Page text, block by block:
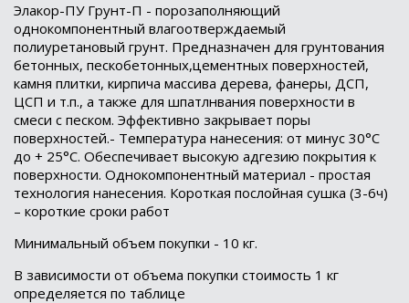
Элакор-ПУ Грунт-П - порозаполняющий
однокомпонентный влагоотверждаемый
полиуретановый грунт. Предназначен для грунтования
бетонных, пескобетонных,цементных поверхностей,
камня плитки, кирпича массива дерева, фанеры, ДСП,
ЦСП и т.п., а также для шпатлнвания поверхности в
смеси с песком. Эффективно закрывает поры
поверхностей.- Температура нанесения: от минус 30°С
до + 25°С. Обеспечивает высокую адгезию покрытия к
поверхности. Однокомпонентный материал - простая
технология нанесения. Короткая послойная сушка (3-6ч)
– короткие сроки работ
Минимальный объем покупки - 10 кг.
В зависимости от объема покупки стоимость 1 кг
определяется по таблице